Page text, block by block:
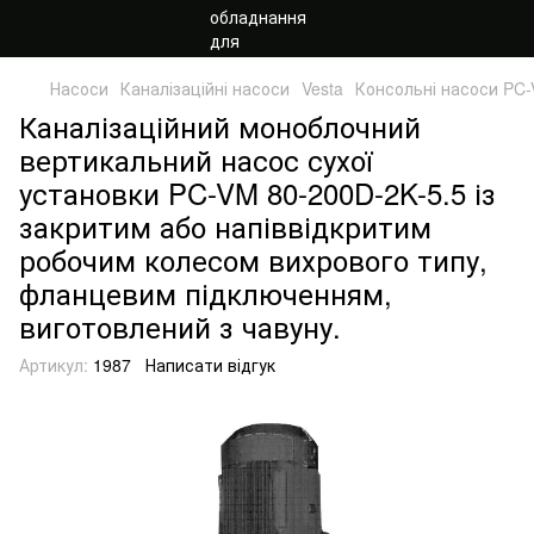
Насоси Каналізаційні насоси Vesta Консольні насоси
Каналізаційний моноблочний
вертикальний насос сухої
установки PC-VM 80-200D-2K-5.5 із
закритим або напіввідкритим
робочим колесом вихрового типу,
фланцевим підключенням,
виготовлений з чавуну.
Артикул: 1987 Написати відгук